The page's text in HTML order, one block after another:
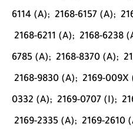
6114 (A); 2168-6157 (A);
2168-6211 (A); 2168-6238
6785 (A); 2168-8370 (A);
2168-9830 (A); 2169-009X
0332 (A); 2169-0707 (I);
2169-2335 (A); 2169-2610